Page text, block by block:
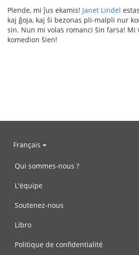
Plende, mi ĵus ekamis! Janet Lindel
kaj ĝoja, kaj ŝi bezonas pli-malpli nur
sin. Nun mi volas romanci ŝin farsa! Mi
komedion ŝien!
Français
Qui sommes-nous ?
L'équipe
Soutenez-nous
Libro
Politique de confidentialité